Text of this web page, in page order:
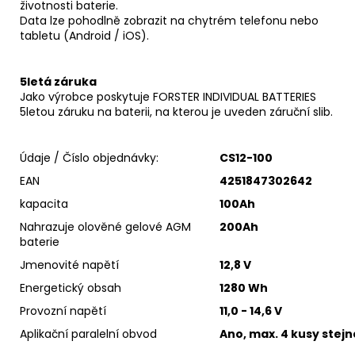
životnosti baterie.
Data lze pohodlně zobrazit na chytrém telefonu nebo
tabletu (Android / iOS).
5letá záruka
Jako výrobce poskytuje FORSTER INDIVIDUAL BATTERIES
5letou záruku na baterii, na kterou je uveden záruční slib.
Údaje / Číslo objednávky:
CS12-100
EAN
4251847302642
kapacita
100Ah
Nahrazuje olověné gelové AGM
baterie
200Ah
Jmenovité napětí
12,8 V
Energetický obsah
1280 Wh
Provozní napětí
11,0 - 14,6 V
Aplikační paralelní obvod
Ano, max. 4 kusy